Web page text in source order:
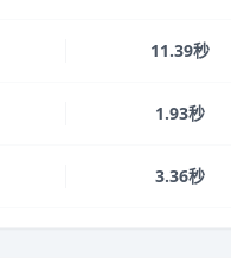
11.39秒
1.93秒
3.36秒